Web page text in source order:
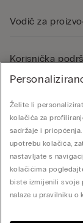
Vodič za
Korisnička
Tvrtka
© CALZEDONIA SpA,
Želite li
kolačića za
sadržaje i
upotrebu kolačića,
nastavljate s
kolačićima
biste izmijenili svoje
nalaze u pravilniku o